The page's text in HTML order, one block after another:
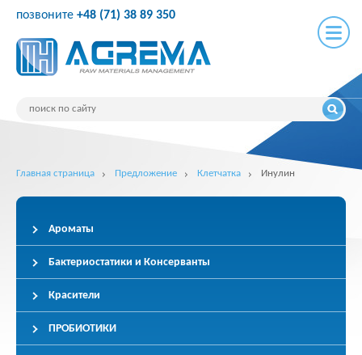
позвоните +48 (71) 38 89 350
Главная страница Предложение Клетчатка Инулин
Ароматы
Бактериостатики и Консерванты
Красители
ПРОБИОТИКИ